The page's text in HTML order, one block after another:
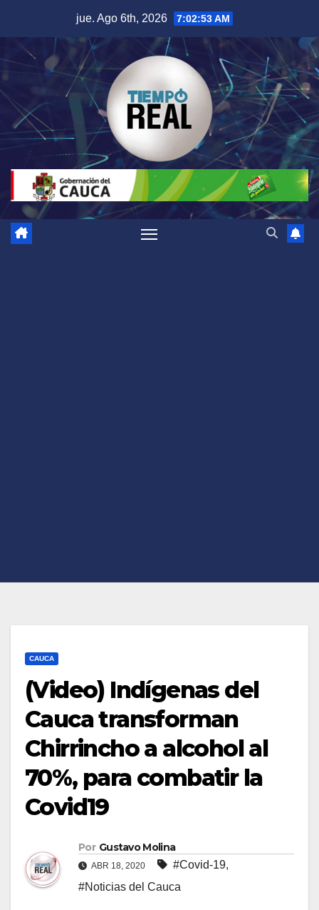
contenido
jue. Ago 6th, 2026 7:02:53 AM
CAUCA
(Video) Indígenas del
Cauca transforman
Chirrincho a alcohol al
70%, para combatir la
Covid19
Por Gustavo Molina
ABR 18, 2020 #Covid-19,
#Noticias del Cauca